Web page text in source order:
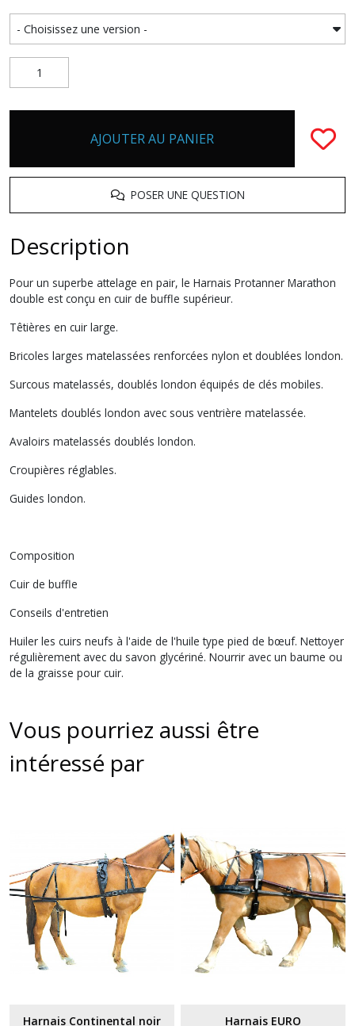
AJOUTER AU PANIER
POSER UNE QUESTION
Description
Pour un superbe attelage en pair, le Harnais Protanner Marathon
double est conçu en cuir de buffle supérieur.
Têtières en cuir large.
Bricoles larges matelassées renforcées nylon et doublées london.
Surcous matelassés, doublés london équipés de clés mobiles.
Mantelets doublés london avec sous ventrière matelassée.
Avaloirs matelassés doublés london.
Croupières réglables.
Guides london.
Composition
Cuir de buffle
Conseils d'entretien
Huiler les cuirs neufs à l'aide de l'huile type pied de bœuf. Nettoyer
régulièrement avec du savon glycériné. Nourrir avec un baume ou
de la graisse pour cuir.
Vous pourriez aussi être
intéressé par
Harnais Continental noir Harnais EURO